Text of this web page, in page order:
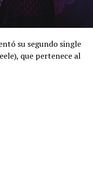
su segundo single
que pertenece al